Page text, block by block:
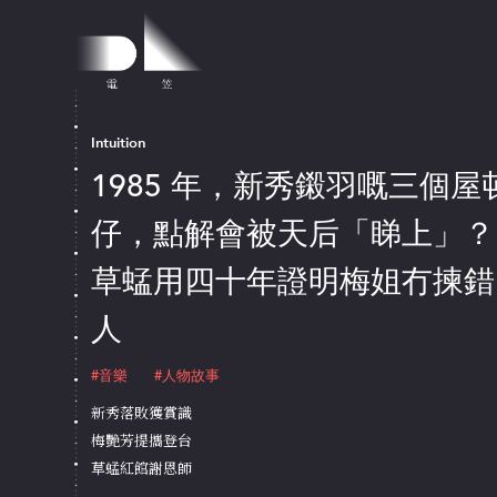
Intuition
1985 年，新秀鎩羽嘅三個屋
仔，點解會被天后「睇上」？
草蜢用四十年證明梅姐冇揀錯
人
#音樂 #人物故事
新秀落敗獲賞識
梅艷芳提攜登台
草蜢紅館謝恩師